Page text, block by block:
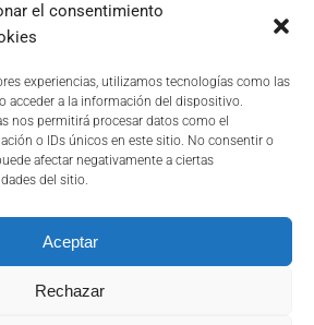
el consentimiento
experiencias, utilizamos tecnologías como las
acceder a la información del dispositivo.
nos permitirá procesar datos como el
o IDs únicos en este sitio. No consentir o
afectar negativamente a ciertas
del sitio.
Aceptar
Rechazar
9,90€ – 83,20
9,90€
HASTA
83,20€
PRIVACIDAD COOKIES
DOCUMENTACIÓN DE INTERÉS